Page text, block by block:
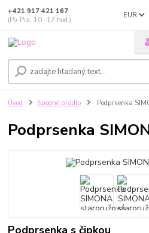
EUR
+421 917 421 167
(Po-Pia, 10 -17 hod.)
Úvod Spodné prádlo Podprsenka
Podprsenka
Podprsenka s čipkou